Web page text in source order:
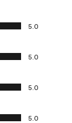
5.0
5.0
5.0
5.0